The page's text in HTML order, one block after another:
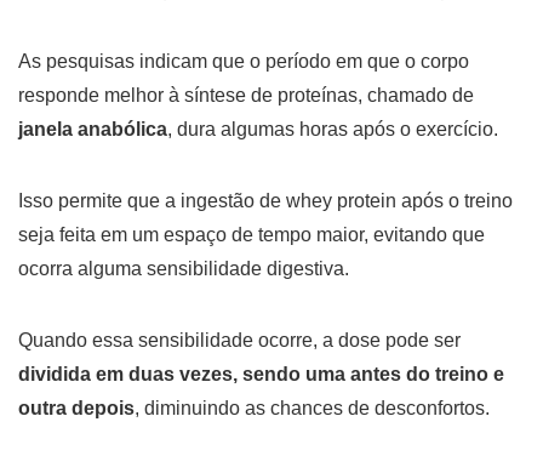
As pesquisas indicam que o período em que o corpo
responde melhor à síntese de proteínas, chamado de
janela anabólica, dura algumas horas após o exercício.
Isso permite que a ingestão de whey protein após o treino
seja feita em um espaço de tempo maior, evitando que
ocorra alguma sensibilidade digestiva.
Quando essa sensibilidade ocorre, a dose pode ser
dividida em duas vezes, sendo uma antes do treino e
outra depois, diminuindo as chances de desconfortos.